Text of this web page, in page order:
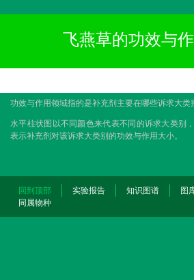
飞燕草的功效与
功效与作用领域指的是补充剂主要在哪些诉求大类
水平柱状图以不同颜色来代表不同的诉求大类别
表示补充剂对该诉求大类别的功效与作用大小。
回到顶部 实验报告 知识图谱 图
同属物种